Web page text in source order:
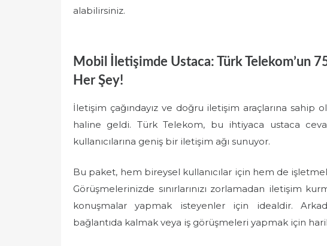
alabilirsiniz.
Mobil İletişimde Ustaca: Türk Telekom’un
Her Şey!
İletişim çağındayız ve doğru iletişim araçlarına
haline geldi. Türk Telekom, bu ihtiyaca ustaca
kullanıcılarına geniş bir iletişim ağı sunuyor.
Bu paket, hem bireysel kullanıcılar için hem de
Görüşmelerinizde sınırlarınızı zorlamadan iletişim
konuşmalar yapmak isteyenler için idealdir.
bağlantıda kalmak veya iş görüşmeleri yapmak için